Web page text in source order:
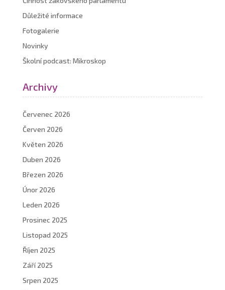
Důležité informace
Fotogalerie
Novinky
Školní podcast: Mikroskop
Archivy
Červenec 2026
Červen 2026
Květen 2026
Duben 2026
Březen 2026
Únor 2026
Leden 2026
Prosinec 2025
Listopad 2025
Říjen 2025
Září 2025
Srpen 2025